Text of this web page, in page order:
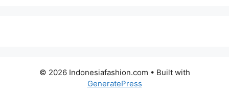
© 2026 Indonesiafashion.com • Built with
GeneratePress